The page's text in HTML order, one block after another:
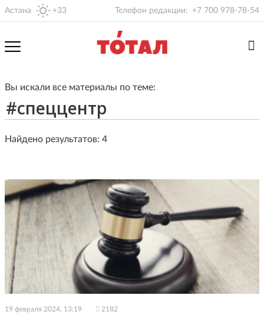
Астана +33 Телефон редакции: +7 700 978-78-54
Вы искали все материалы по теме:
Найдено результатов: 4
19 февраля 2024, 13:19 2182